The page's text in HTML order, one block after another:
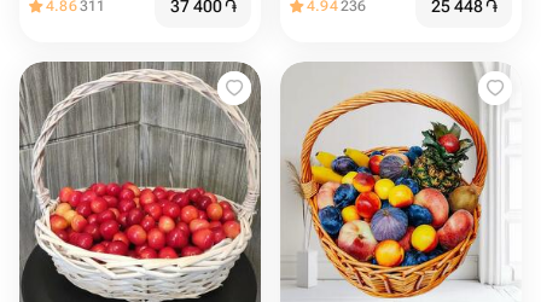
4.86311 37 400֏ 4.94236 25 448֏